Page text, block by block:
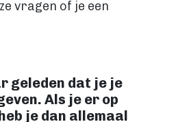
vragen of je een
geleden dat je je
Als je er op
je dan allemaal